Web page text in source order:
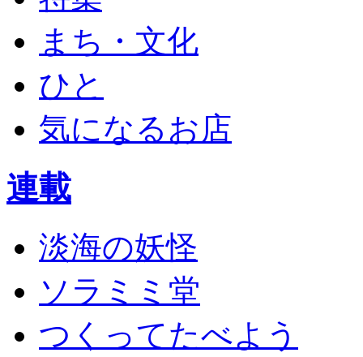
まち・文化
ひと
気になるお店
連載
淡海の妖怪
ソラミミ堂
つくってたべよう